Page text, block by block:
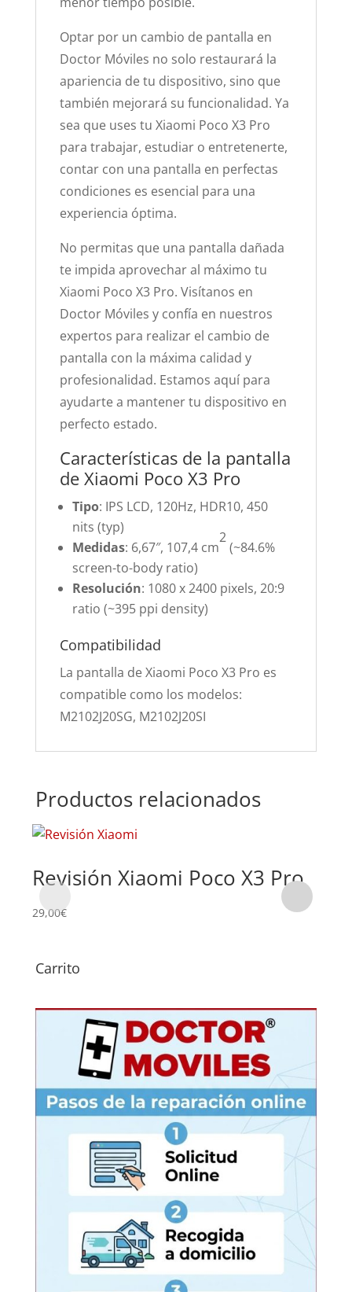
Optar por un cambio de pantalla en
Doctor Móviles no solo restaurará la
apariencia de tu dispositivo, sino que
también mejorará su funcionalidad. Ya
sea que uses tu Xiaomi Poco X3 Pro
para trabajar, estudiar o entretenerte,
contar con una pantalla en perfectas
condiciones es esencial para una
experiencia óptima.
No permitas que una pantalla dañada
te impida aprovechar al máximo tu
Xiaomi Poco X3 Pro. Visítanos en
Doctor Móviles y confía en nuestros
expertos para realizar el cambio de
pantalla con la máxima calidad y
profesionalidad. Estamos aquí para
ayudarte a mantener tu dispositivo en
perfecto estado.
Características de la pantalla
de Xiaomi Poco X3 Pro
Tipo: IPS LCD, 120Hz, HDR10, 450
nits (typ)
Medidas: 6,67″, 107,4 cm
2
(~84.6%
screen-to-body ratio)
Resolución: 1080 x 2400 pixels, 20:9
ratio (~395 ppi density)
Compatibilidad
La pantalla de Xiaomi Poco X3 Pro es
compatible como los modelos:
M2102J20SG, M2102J20SI
Productos relacionados
Revisión Xiaomi Poco X3 Pro
29,00€
Carrito